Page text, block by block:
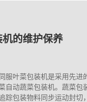
的维护保养
型失误，工厂损
面包包装里的隐
的维护保养
服叶菜包装机是采用先
自动蔬菜包装机。蔬菜
踪包装物料同步运动封切
型失误，工厂损